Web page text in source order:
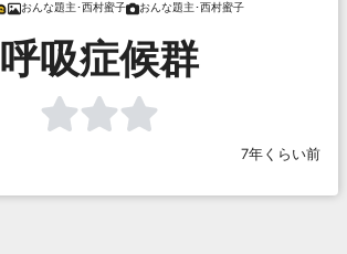
おんな題主･西村蜜子 おんな題主･西村蜜子
呼吸症候群
7年くらい前